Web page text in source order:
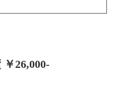
26,000-